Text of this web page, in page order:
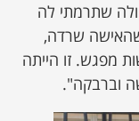
שתרמתי לה
שרדה,
מפגש. זו הייתה
וברבקה".